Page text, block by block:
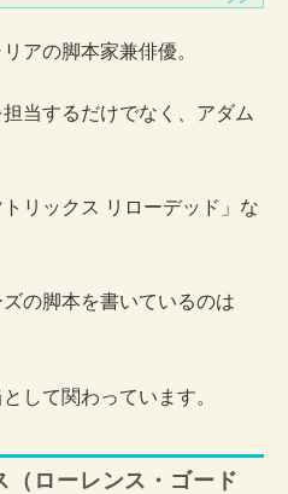
アの脚本家兼俳優。
当するだけでなく、アダム
リックス リローデッド」な
の脚本を書いているのは
して関わっています。
（ローレンス・ゴード